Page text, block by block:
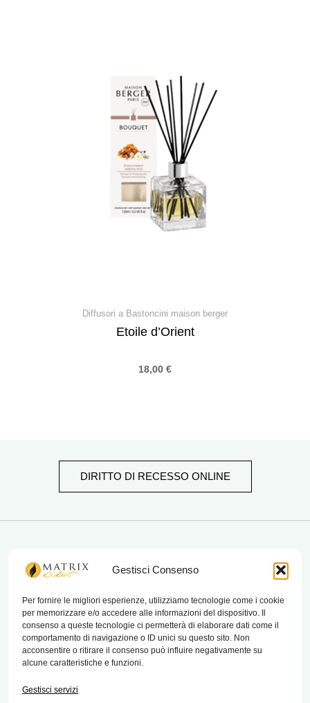
Gestisci Consenso
Per fornire le migliori esperienze, utilizziamo tecnologie come i cookie
per memorizzare e/o accedere alle informazioni del dispositivo. Il
consenso a queste tecnologie ci permetterà di elaborare dati come il
comportamento di navigazione o ID unici su questo sito. Non
acconsentire o ritirare il consenso può influire negativamente su
alcune caratteristiche e funzioni.
Gestisci servizi
Diffusori a Bastoncini maison berger
Etoile d’Orient
18,00 €
DIRITTO DI RECESSO ONLINE
matrix bistrot
Chi Siamo
Contatti
Termini e condizioni di vendita e reso